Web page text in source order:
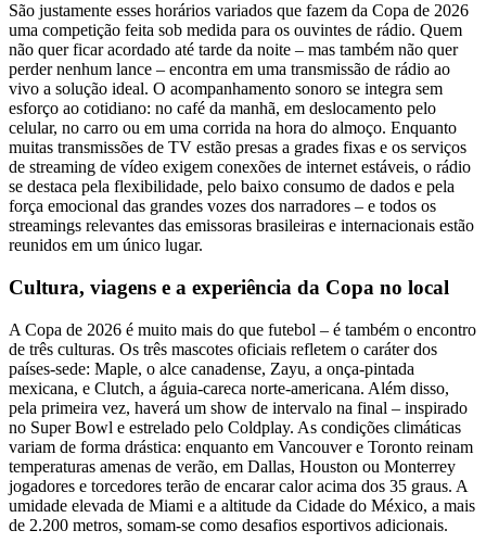
São justamente esses horários variados que fazem da Copa de 2026
uma competição feita sob medida para os ouvintes de rádio. Quem
não quer ficar acordado até tarde da noite – mas também não quer
perder nenhum lance – encontra em uma transmissão de rádio ao
vivo a solução ideal. O acompanhamento sonoro se integra sem
esforço ao cotidiano: no café da manhã, em deslocamento pelo
celular, no carro ou em uma corrida na hora do almoço. Enquanto
muitas transmissões de TV estão presas a grades fixas e os serviços
de streaming de vídeo exigem conexões de internet estáveis, o rádio
se destaca pela flexibilidade, pelo baixo consumo de dados e pela
força emocional das grandes vozes dos narradores – e todos os
streamings relevantes das emissoras brasileiras e internacionais estão
reunidos em um único lugar.
Cultura, viagens e a experiência da Copa no local
A Copa de 2026 é muito mais do que futebol – é também o encontro
de três culturas. Os três mascotes oficiais refletem o caráter dos
países-sede: Maple, o alce canadense, Zayu, a onça-pintada
mexicana, e Clutch, a águia-careca norte-americana. Além disso,
pela primeira vez, haverá um show de intervalo na final – inspirado
no Super Bowl e estrelado pelo Coldplay. As condições climáticas
variam de forma drástica: enquanto em Vancouver e Toronto reinam
temperaturas amenas de verão, em Dallas, Houston ou Monterrey
jogadores e torcedores terão de encarar calor acima dos 35 graus. A
umidade elevada de Miami e a altitude da Cidade do México, a mais
de 2.200 metros, somam-se como desafios esportivos adicionais.